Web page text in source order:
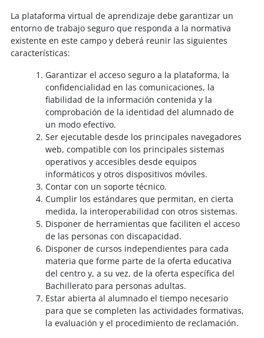
La plataforma virtual de aprendizaje debe garantizar un
entorno de trabajo seguro que responda a la normativa
existente en este campo y deberá reunir las siguientes
características:
Garantizar el acceso seguro a la plataforma, la
confidencialidad en las comunicaciones, la
fiabilidad de la información contenida y la
comprobación de la identidad del alumnado de
un modo efectivo.
Ser ejecutable desde los principales navegadores
web, compatible con los principales sistemas
operativos y accesibles desde equipos
informáticos y otros dispositivos móviles.
Contar con un soporte técnico.
Cumplir los estándares que permitan, en cierta
medida, la interoperabilidad con otros sistemas.
Disponer de herramientas que faciliten el acceso
de las personas con discapacidad.
Disponer de cursos independientes para cada
materia que forme parte de la oferta educativa
del centro y, a su vez, de la oferta específica del
Bachillerato para personas adultas.
Estar abierta al alumnado el tiempo necesario
para que se completen las actividades formativas,
la evaluación y el procedimiento de reclamación.